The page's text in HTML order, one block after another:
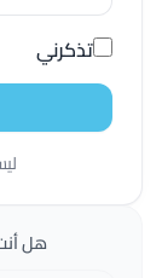
تذكرني
هل